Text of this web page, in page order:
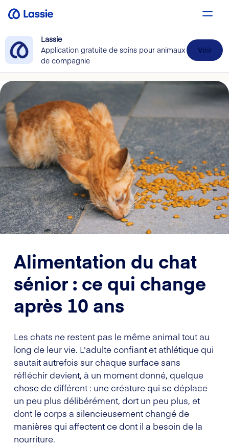
Lassie
Application gratuite de soins pour animaux
de compagnie
Voir
Alimentation du chat
sénior : ce qui change
après 10 ans
Les chats ne restent pas le même animal tout au
long de leur vie. L'adulte confiant et athlétique qui
sautait autrefois sur chaque surface sans
réfléchir devient, à un moment donné, quelque
chose de différent : une créature qui se déplace
un peu plus délibérément, dort un peu plus, et
dont le corps a silencieusement changé de
manières qui affectent ce dont il a besoin de la
nourriture.